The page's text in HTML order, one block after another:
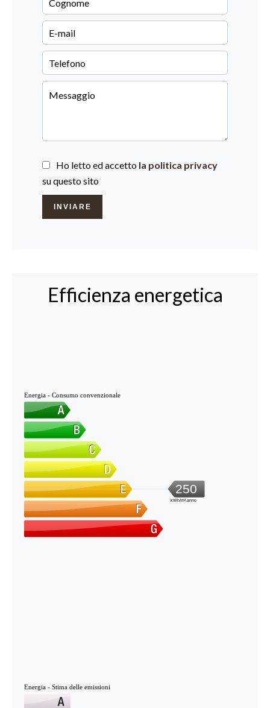
Ho letto ed accetto la politica privacy
su questo sito
INVIARE
Efficienza energetica
Energia - Consumo convenzionale
250
kWh/m².anno
Energia - Stima delle emissioni